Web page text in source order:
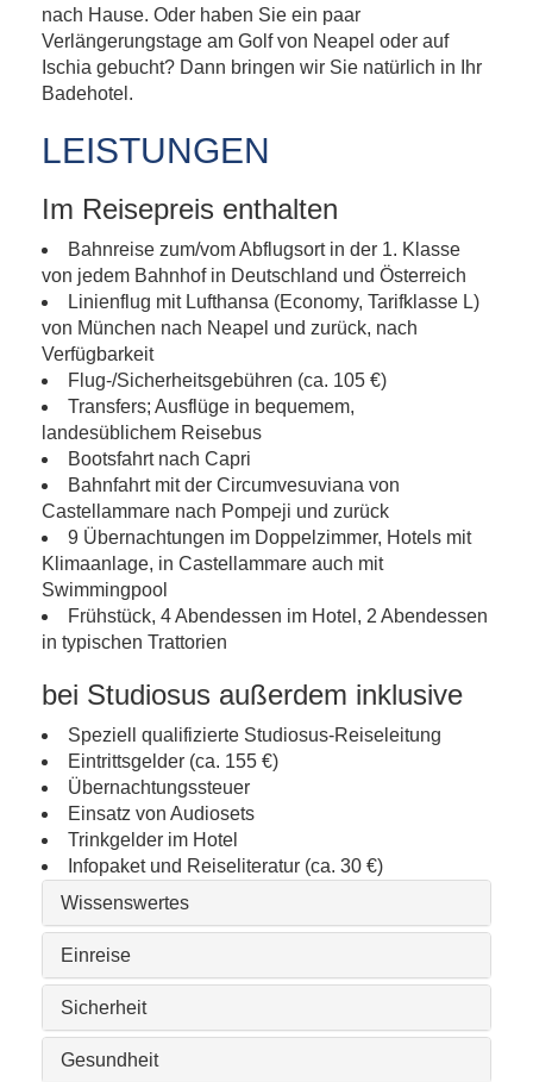
nach Hause. Oder haben Sie ein paar
Verlängerungstage am Golf von Neapel oder auf
Ischia gebucht? Dann bringen wir Sie natürlich in Ihr
Badehotel.
LEISTUNGEN
Im Reisepreis enthalten
Bahnreise zum/vom Abflugsort in der 1. Klasse
von jedem Bahnhof in Deutschland und Österreich
Linienflug mit Lufthansa (Economy, Tarifklasse L)
von München nach Neapel und zurück, nach
Verfügbarkeit
Flug-/Sicherheitsgebühren (ca. 105 €)
Transfers; Ausflüge in bequemem,
landesüblichem Reisebus
Bootsfahrt nach Capri
Bahnfahrt mit der Circumvesuviana von
Castellammare nach Pompeji und zurück
9 Übernachtungen im Doppelzimmer, Hotels mit
Klimaanlage, in Castellammare auch mit
Swimmingpool
Frühstück, 4 Abendessen im Hotel, 2 Abendessen
in typischen Trattorien
bei Studiosus außerdem inklusive
Speziell qualifizierte Studiosus-Reiseleitung
Eintrittsgelder (ca. 155 €)
Übernachtungssteuer
Einsatz von Audiosets
Trinkgelder im Hotel
Infopaket und Reiseliteratur (ca. 30 €)
Wissenswertes
Einreise
Sicherheit
Gesundheit